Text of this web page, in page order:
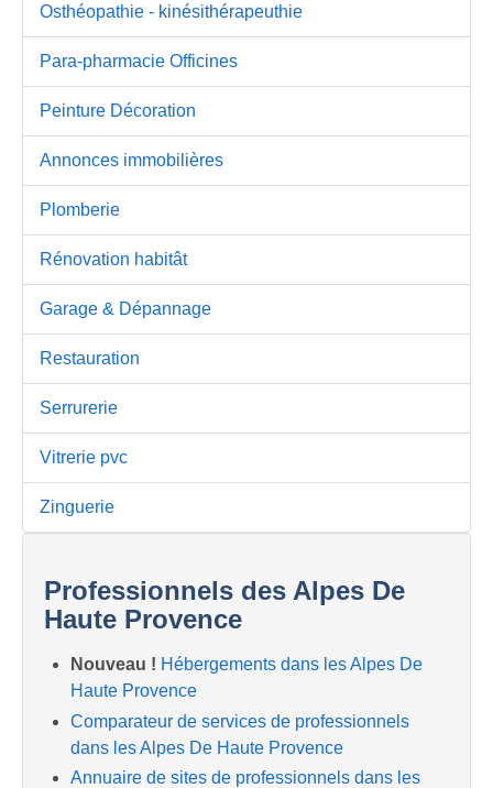
Osthéopathie - kinésithérapeuthie
Para-pharmacie Officines
Peinture Décoration
Annonces immobilières
Plomberie
Rénovation habitât
Garage & Dépannage
Restauration
Serrurerie
Vitrerie pvc
Zinguerie
Professionnels des Alpes De
Haute Provence
Nouveau ! Hébergements dans les Alpes De
Haute Provence
Comparateur de services de professionnels
dans les Alpes De Haute Provence
Annuaire de sites de professionnels dans les